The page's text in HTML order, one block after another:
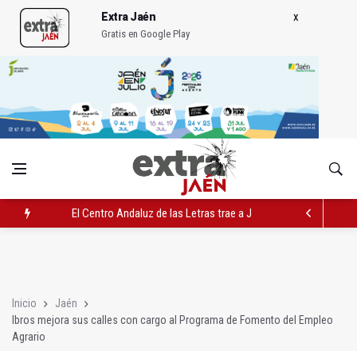
Extra Jaén
Gratis en Google Play
El Centro Andaluz de las Letras trae a Jaén al filósofo Omar
Inicio
Jaén
Ibros mejora sus calles con cargo al Programa de Fomento del Empleo
Agrario